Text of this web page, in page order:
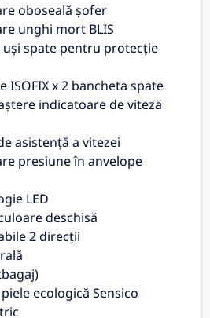
oboseală șofer
unghi mort BLIS
uși spate pentru protecție
ISOFIX x 2 bancheta spate
indicatoare de viteză
asistență a vitezei
presiune în anvelope
LED
deschisă
2 direcții
ecologică Sensico